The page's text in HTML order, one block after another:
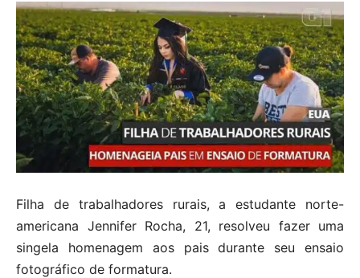
Filha de trabalhadores rurais, a estudante norte-
americana Jennifer Rocha, 21, resolveu fazer uma
singela homenagem aos pais durante seu ensaio
fotográfico de formatura.